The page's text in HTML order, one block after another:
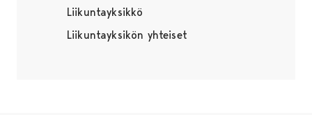
Liikuntayksikkö
Liikuntayksikön yhteiset